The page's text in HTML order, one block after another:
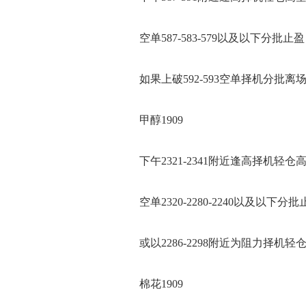
空单587-583-579以及以下分批止盈
如果上破592-593空单择机分批离场
甲醇1909
下午2321-2341附近逢高择机轻仓
空单2320-2280-2240以及以下分批
或以2286-2298附近为阻力择机轻
棉花1909